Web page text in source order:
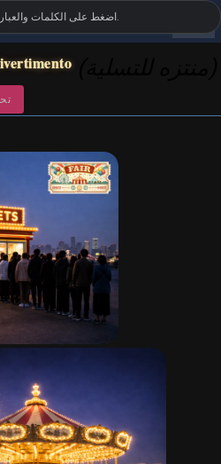
المفردات البصرية الإيطالية
تحدي
اضغط على الكلمات والعبارات لسماع نطقها.